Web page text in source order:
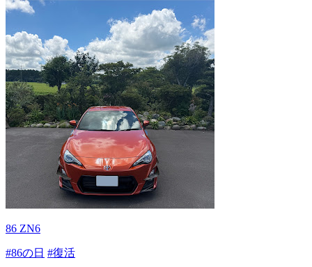
86 ZN6
#86の日 #復活